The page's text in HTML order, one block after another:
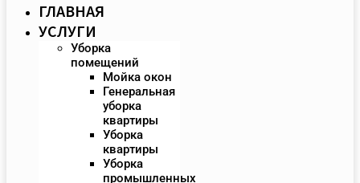
ГЛАВНАЯ
УСЛУГИ
Уборка
помещений
Мойка окон
Генеральная
уборка
квартиры
Уборка
квартиры
Уборка
промышленных